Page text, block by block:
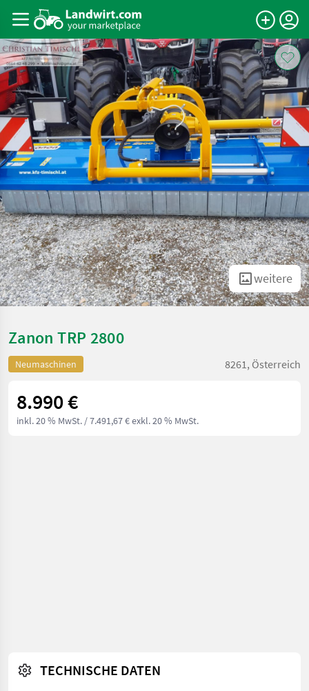
weitere
Zanon TRP 2800
Neumaschinen 8261, Österreich
8.990 €
inkl. 20 % MwSt. / 7.491,67 € exkl. 20 % MwSt.
TECHNISCHE DATEN